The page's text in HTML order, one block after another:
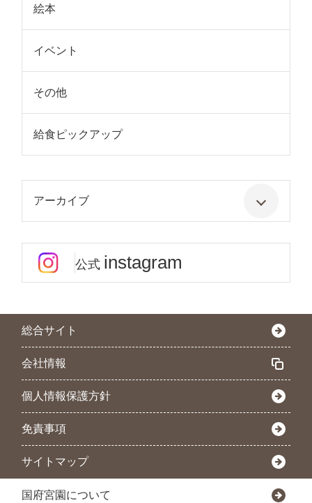
絵本
イベント
その他
給食ピックアップ
アーカイブ
公式 instagram
総合サイト
会社情報
個人情報保護方針
免責事項
サイトマップ
国府宮園について